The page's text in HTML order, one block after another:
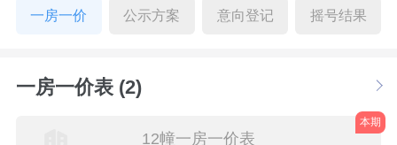
一房一价 公示方案 意向登记 摇号结果
一房一价表 (2)
12幢一房一价表
本期